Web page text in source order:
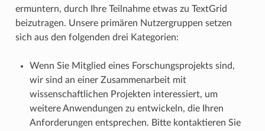
ermuntern, durch Ihre Teilnahme etwas zu TextGrid
beizutragen. Unsere primären Nutzergruppen setzen
sich aus den folgenden drei Kategorien:
Wenn Sie Mitglied eines Forschungsprojekts sind,
wir sind an einer Zusammenarbeit mit
wissenschaftlichen Projekten interessiert, um
weitere Anwendungen zu entwickeln, die Ihren
Anforderungen entsprechen. Bitte kontaktieren Sie